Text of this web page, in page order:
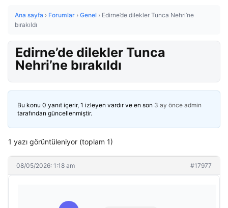
Ana sayfa › Forumlar › Genel › Edirne’de dilekler Tunca Nehri’ne
bırakıldı
Edirne’de dilekler Tunca
Nehri’ne bırakıldı
Bu konu 0 yanıt içerir, 1 izleyen vardır ve en son 3 ay önce admin
tarafından güncellenmiştir.
1 yazı görüntüleniyor (toplam 1)
08/05/2026: 1:18 am #17977